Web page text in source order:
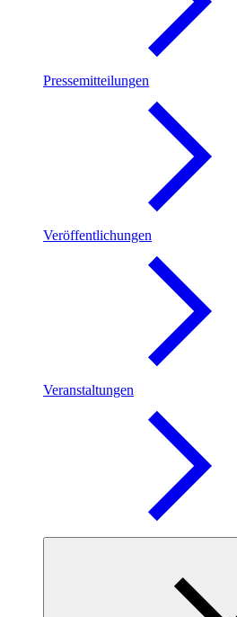
Pressemitteilungen
Veröffentlichungen
Veranstaltungen